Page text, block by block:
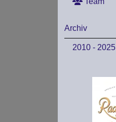
Archiv
2010 - 2025